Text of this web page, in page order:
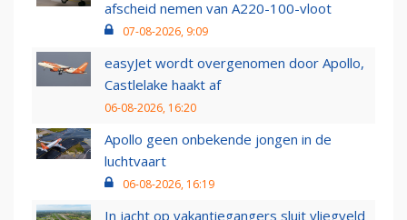
afscheid nemen van A220-100-vloot
07-08-2026, 9:09
easyJet wordt overgenomen door Apollo,
Castlelake haakt af
06-08-2026, 16:20
Apollo geen onbekende jongen in de
luchtvaart
06-08-2026, 16:19
In jacht op vakantiegangers sluit vliegveld